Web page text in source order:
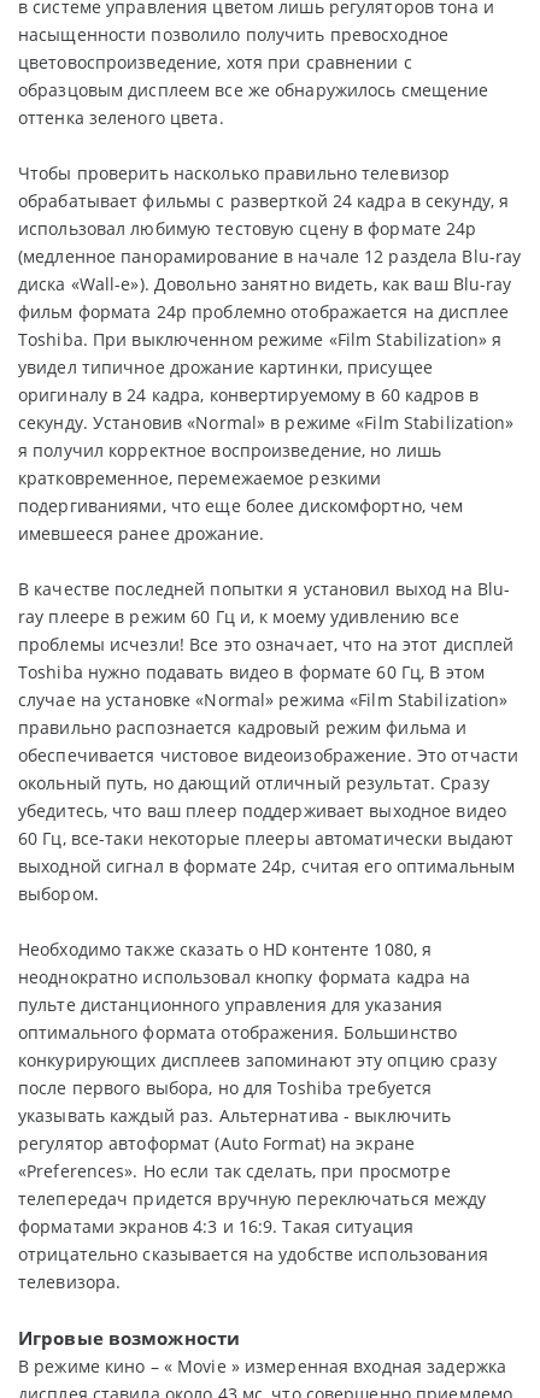
в системе управления цветом лишь регуляторов тона и
насыщенности позволило получить превосходное
цветовоспроизведение, хотя при сравнении с
образцовым дисплеем все же обнаружилось смещение
оттенка зеленого цвета.
Чтобы проверить насколько правильно телевизор
обрабатывает фильмы с разверткой 24 кадра в секунду, я
использовал любимую тестовую сцену в формате 24р
(медленное панорамирование в начале 12 раздела Blu-ray
диска «Wall-e»). Довольно занятно видеть, как ваш Blu-ray
фильм формата 24р проблемно отображается на дисплее
Toshiba. При выключенном режиме «Film Stabilization» я
увидел типичное дрожание картинки, присущее
оригиналу в 24 кадра, конвертируемому в 60 кадров в
секунду. Установив «Normal» в режиме «Film Stabilization»
я получил корректное воспроизведение, но лишь
кратковременное, перемежаемое резкими
подергиваниями, что еще более дискомфортно, чем
имевшееся ранее дрожание.
В качестве последней попытки я установил выход на Blu-
ray плеере в режим 60 Гц и, к моему удивлению все
проблемы исчезли! Все это означает, что на этот дисплей
Toshiba нужно подавать видео в формате 60 Гц, В этом
случае на установке «Normal» режима «Film Stabilization»
правильно распознается кадровый режим фильма и
обеспечивается чистовое видеоизображение. Это отчасти
окольный путь, но дающий отличный результат. Сразу
убедитесь, что ваш плеер поддерживает выходное видео
60 Гц, все-таки некоторые плееры автоматически выдают
выходной сигнал в формате 24p, считая его оптимальным
выбором.
Необходимо также сказать о HD контенте 1080, я
неоднократно использовал кнопку формата кадра на
пульте дистанционного управления для указания
оптимального формата отображения. Большинство
конкурирующих дисплеев запоминают эту опцию сразу
после первого выбора, но для Toshiba требуется
указывать каждый раз. Альтернатива - выключить
регулятор автоформат (Auto Format) на экране
«Preferences». Но если так сделать, при просмотре
телепередач придется вручную переключаться между
форматами экранов 4:3 и 16:9. Такая ситуация
отрицательно сказывается на удобстве использования
телевизора.
Игровые возможности
В режиме кино – « Movie » измеренная входная задержка